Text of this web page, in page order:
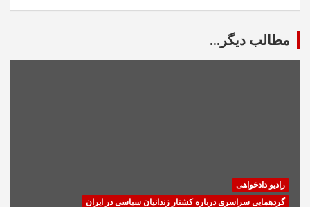
مطالب دیگر...
رادیو دادخواهی
گردهمایی سراسری درباره کشتار زندانیان سیاسی در ایران